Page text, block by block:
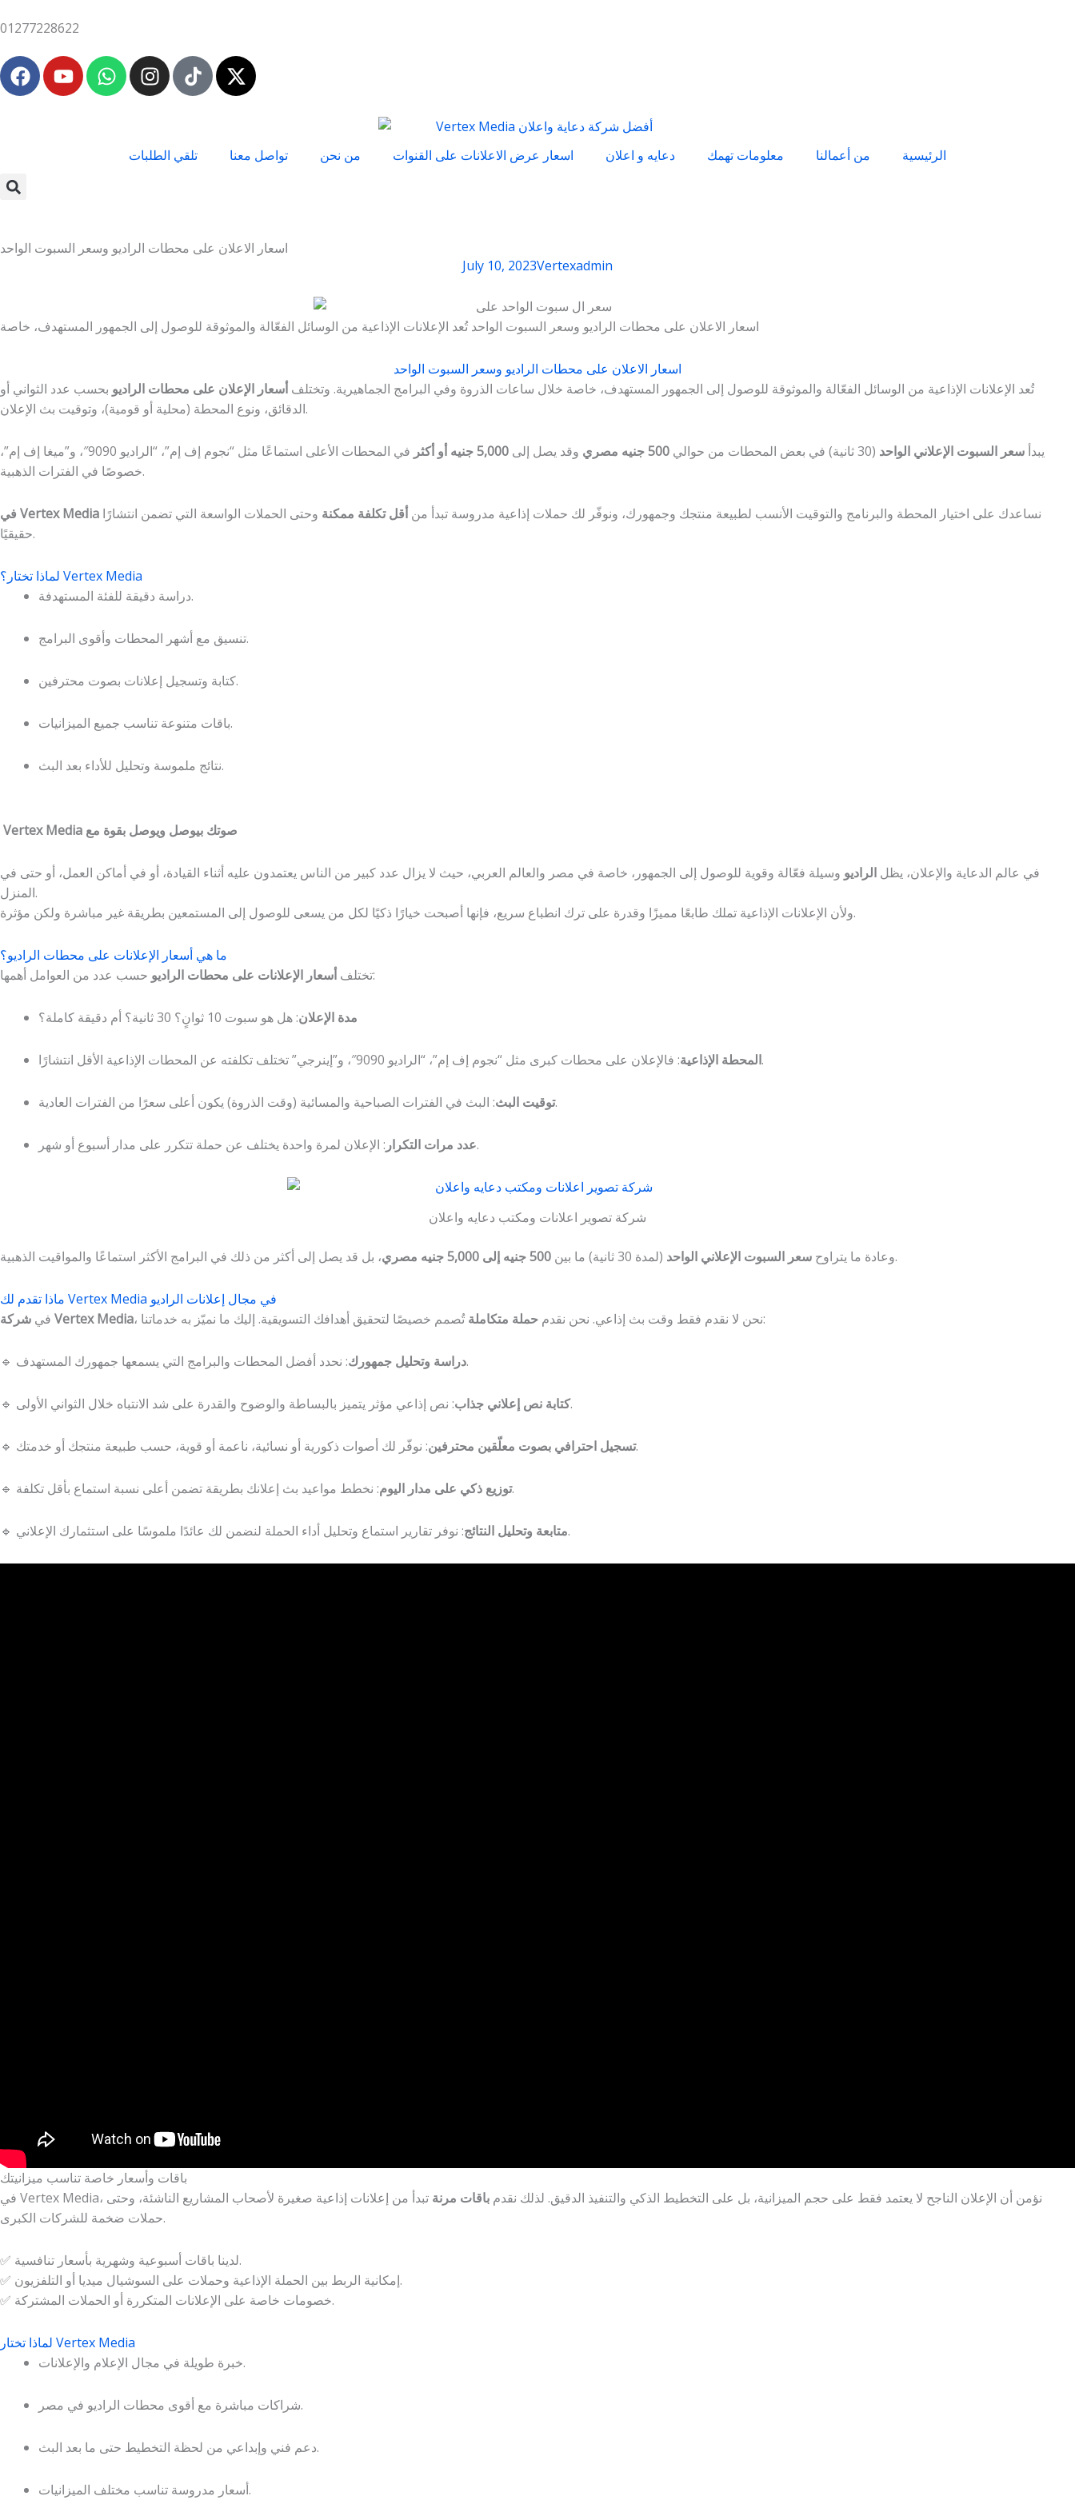
to
01277228622
F
a
c
o
Y
o
u
W
h
a
I
n
s
a
g
X
-
t
t تلقي الطلبات تواصل معنا من نحن اسعار عرض الاعلانات على القنوات دعايه و اعلان معلومات تهمك من أعمالنا الرئيسية
اسعار الاعلان على محطات الراديو وسعر السبوت الواحد
July 10, 2023Vertexadmin
اسعار الاعلان على محطات الراديو وسعر السبوت الواحد تُعد الإعلانات الإذاعية من الوسائل الفعّالة والموثوقة للوصول إلى الجمهور المستهدف، خاصة
اسعار الاعلان على محطات الراديو وسعر السبوت الواحد
تُعد الإعلانات الإذاعية من الوسائل الفعّالة والموثوقة للوصول إلى الجمهور المستهدف، خاصة خلال ساعات الذروة وفي البرامج الجماهيرية. وتختلف أسعار الإعلان على محطات الراديو بحسب عدد الثواني أو
الدقائق، ونوع المحطة (محلية أو قومية)، وتوقيت بث الإعلان.
يبدأ سعر السبوت الإعلاني الواحد (30 ثانية) في بعض المحطات من حوالي 500 جنيه مصري وقد يصل إلى 5,000 جنيه أو أكثر
في المحطات الأعلى استماعًا مثل “نجوم إف إم”، “الراديو 9090″، و”ميغا إف إم”،
خصوصًا في الفترات الذهبية.
في Vertex Media نساعدك على اختيار المحطة والبرنامج والتوقيت الأنسب لطبيعة منتجك وجمهورك، ونوفّر لك حملات إذاعية مدروسة تبدأ من أقل تكلفة ممكنة وحتى الحملات الواسعة التي تضمن انتشارًا
حقيقيًا.
لماذا تختار؟ Vertex Media
دراسة دقيقة للفئة المستهدفة.
تنسيق مع أشهر المحطات وأقوى البرامج.
كتابة وتسجيل إعلانات بصوت محترفين.
باقات متنوعة تناسب جميع الميزانيات.
نتائج ملموسة وتحليل للأداء بعد البث.
Vertex Media صوتك بيوصل ويوصل بقوة مع
في عالم الدعاية والإعلان، يظل الراديو وسيلة فعّالة وقوية للوصول إلى الجمهور، خاصة في مصر والعالم العربي، حيث لا يزال عدد كبير من الناس يعتمدون عليه أثناء القيادة، أو في أماكن العمل، أو حتى في
المنزل.
ولأن الإعلانات الإذاعية تملك طابعًا مميزًا وقدرة على ترك انطباع سريع، فإنها أصبحت خيارًا ذكيًا لكل من يسعى للوصول إلى المستمعين بطريقة غير مباشرة ولكن مؤثرة.
ما هي أسعار الإعلانات على محطات الراديو؟
تختلف أسعار الإعلانات على محطات الراديو حسب عدد من العوامل أهمها:
مدة الإعلان: هل هو سبوت 10 ثوانٍ؟ 30 ثانية؟ أم دقيقة كاملة؟
المحطة الإذاعية: فالإعلان على محطات كبرى مثل “نجوم إف إم”، “الراديو 9090″، و”إينرجي” تختلف تكلفته عن المحطات الإذاعية الأقل انتشارًا.
توقيت البث: البث في الفترات الصباحية والمسائية (وقت الذروة) يكون أعلى سعرًا من الفترات العادية.
عدد مرات التكرار: الإعلان لمرة واحدة يختلف عن حملة تتكرر على مدار أسبوع أو شهر.
شركة تصوير اعلانات ومكتب دعايه واعلان
وعادة ما يتراوح سعر السبوت الإعلاني الواحد (لمدة 30 ثانية) ما بين 500 جنيه إلى 5,000 جنيه مصري ، بل قد يصل إلى أكثر من ذلك في البرامج الأكثر استماعًا والمواقيت الذهبية.
ماذا تقدم لك Vertex Media في مجال إعلانات الراديو
في شركة Vertex Media ، نحن لا نقدم فقط وقت بث إذاعي. نحن نقدم حملة متكاملة تُصمم خصيصًا لتحقيق أهدافك التسويقية. إليك ما نميّز به خدماتنا:
🔹 دراسة وتحليل جمهورك: نحدد أفضل المحطات والبرامج التي يسمعها جمهورك المستهدف.
🔹 كتابة نص إعلاني جذاب: نص إذاعي مؤثر يتميز بالبساطة والوضوح والقدرة على شد الانتباه خلال الثواني الأولى.
🔹 تسجيل احترافي بصوت معلّقين محترفين: نوفّر لك أصوات ذكورية أو نسائية، ناعمة أو قوية، حسب طبيعة منتجك أو خدمتك.
🔹 توزيع ذكي على مدار اليوم: نخطط مواعيد بث إعلانك بطريقة تضمن أعلى نسبة استماع بأقل تكلفة.
🔹 متابعة وتحليل النتائج: نوفر تقارير استماع وتحليل أداء الحملة لنضمن لك عائدًا ملموسًا على استثمارك الإعلاني.
باقات وأسعار خاصة تناسب ميزانيتك
في Vertex Media، نؤمن أن الإعلان الناجح لا يعتمد فقط على حجم الميزانية، بل على التخطيط الذكي والتنفيذ الدقيق. لذلك نقدم باقات مرنة تبدأ من إعلانات إذاعية صغيرة لأصحاب المشاريع الناشئة، وحتى
حملات ضخمة للشركات الكبرى.
✅ لدينا باقات أسبوعية وشهرية بأسعار تنافسية.
✅ إمكانية الربط بين الحملة الإذاعية وحملات على السوشيال ميديا أو التلفزيون.
✅ خصومات خاصة على الإعلانات المتكررة أو الحملات المشتركة.
لماذا تختار Vertex Media
خبرة طويلة في مجال الإعلام والإعلانات.
شراكات مباشرة مع أقوى محطات الراديو في مصر.
دعم فني وإبداعي من لحظة التخطيط حتى ما بعد البث.
أسعار مدروسة تناسب مختلف الميزانيات.